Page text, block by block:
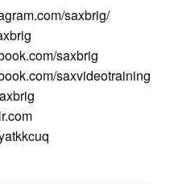
saxbrig/
saxbrig
saxvideotraining